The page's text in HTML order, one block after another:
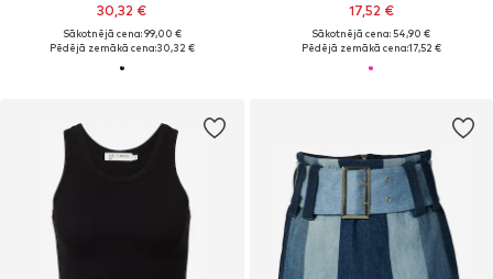
30,32 €
Sākotnējā cena: 99,00 €
Pēdējā zemākā cena:30,32 €
17,52 €
Sākotnējā cena: 54,90 €
Pēdējā zemākā cena:17,52 €